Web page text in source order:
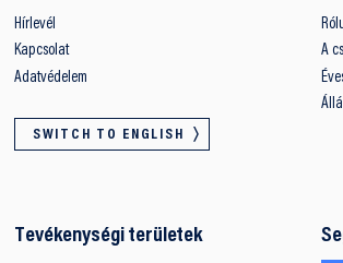
Hírlevél
Kapcsolat
Adatvédelem
SWITCH TO ENGLISH
A
Tevékenységi területek